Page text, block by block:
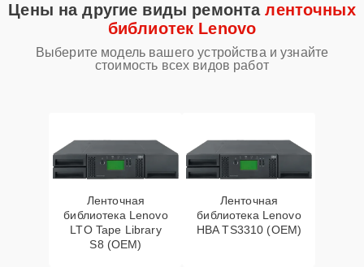
Цены на другие виды ремонталенточных
библиотек Lenovo
Выберите модель вашего устройства и узнайте
стоимость всех видов работ
Ленточная
библиотека Lenovo
LTO Tape Library
S8 (OEM)
Ленточная
библиотека Lenovo
HBA TS3310 (OEM)